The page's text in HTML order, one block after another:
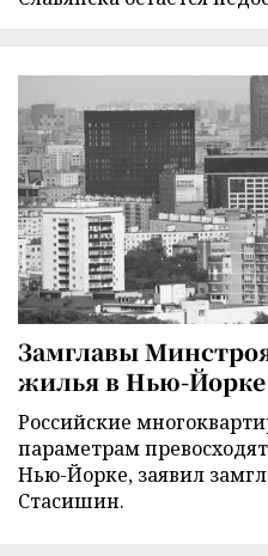
Замглавы
жилья в Нью-Йорке
Российские
параметрам
Нью-Йорке, заявил
Стасишин.